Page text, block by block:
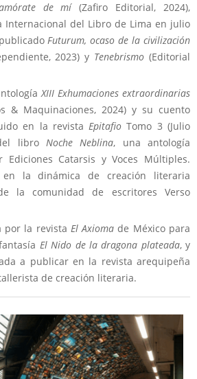
de mí(Zafiro Editorial, 2024),
Internacional del Libro de Lima en julio
Futurum, ocaso de la civilización
2023) y Tenebrismo (Editorial
XIII Exhumaciones extraordinarias
& Maquinaciones, 2024) y su cuento
en la revistaEpitafio Tomo 3 (Julio
libro Noche Neblina, una antología
Ediciones Catarsis y Voces Múltiples.
la dinámica de creación literaria
la comunidad de escritores Verso
por la revista El Axioma de México para
El Nido de la dragona plateada, y
a publicar en la revista arequipeña
de creación literaria.